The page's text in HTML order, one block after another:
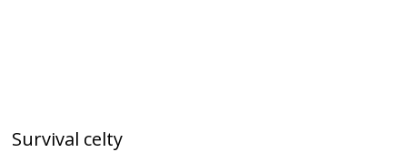
Survival celty